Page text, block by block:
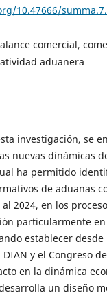
10.47666/
comercial,
aduanera
investigación, se
nuevas dinámicas
ha permitido
de aduanas
2024, en los
particularmente
establecer desde
y el Congreso
en la dinámica
un diseño